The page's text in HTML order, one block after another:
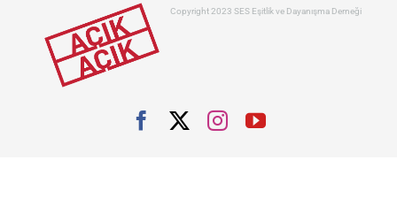
Copyright 2023 SES Eşitlik ve Dayanışma Derneği
FacebookInstagramYouTube